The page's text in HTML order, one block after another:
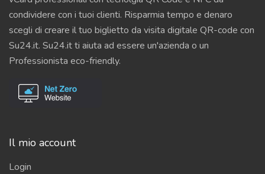
condividere con i tuoi clienti. Risparmia tempo e denaro
scegli di creare il tuo biglietto da visita digitale QR-code con
Su24.it. Su24.it ti aiuta ad essere un'azienda o un
Professionista eco-friendly.
Il mio account
Login